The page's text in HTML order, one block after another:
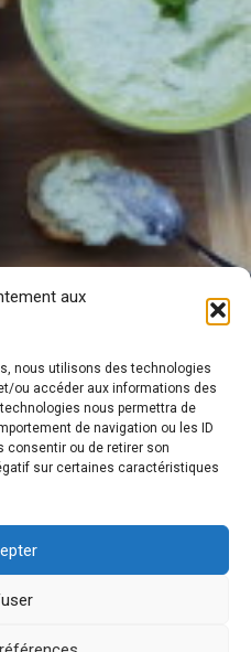
aux
nous utilisons des technologies
ou accéder aux informations des
nous permettra de
de navigation ou les ID
consentir ou de retirer son
sur certaines caractéristiques
on part à